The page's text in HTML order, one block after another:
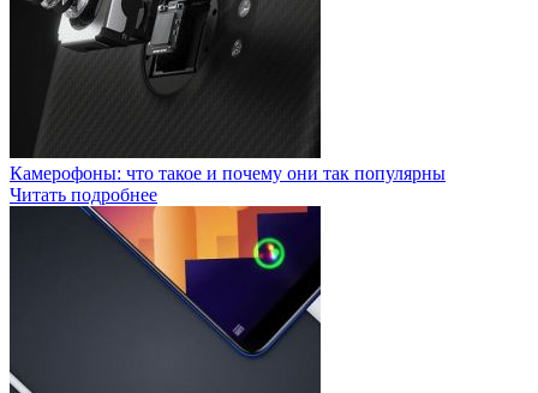
Камерофоны: что такое и почему они так популярны
Читать подробнее